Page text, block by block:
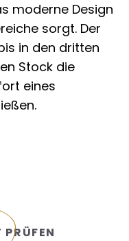
moderne Design
sorgt. Der
in den dritten
Stock die
eines